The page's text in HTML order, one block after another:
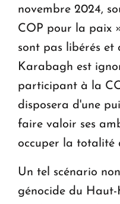
novembre 2024,
COP pour la paix
sont pas libérés
Karabagh est
participant à la
disposera d'une
faire valoir ses
occuper la totalité
Un tel scénario
génocide du